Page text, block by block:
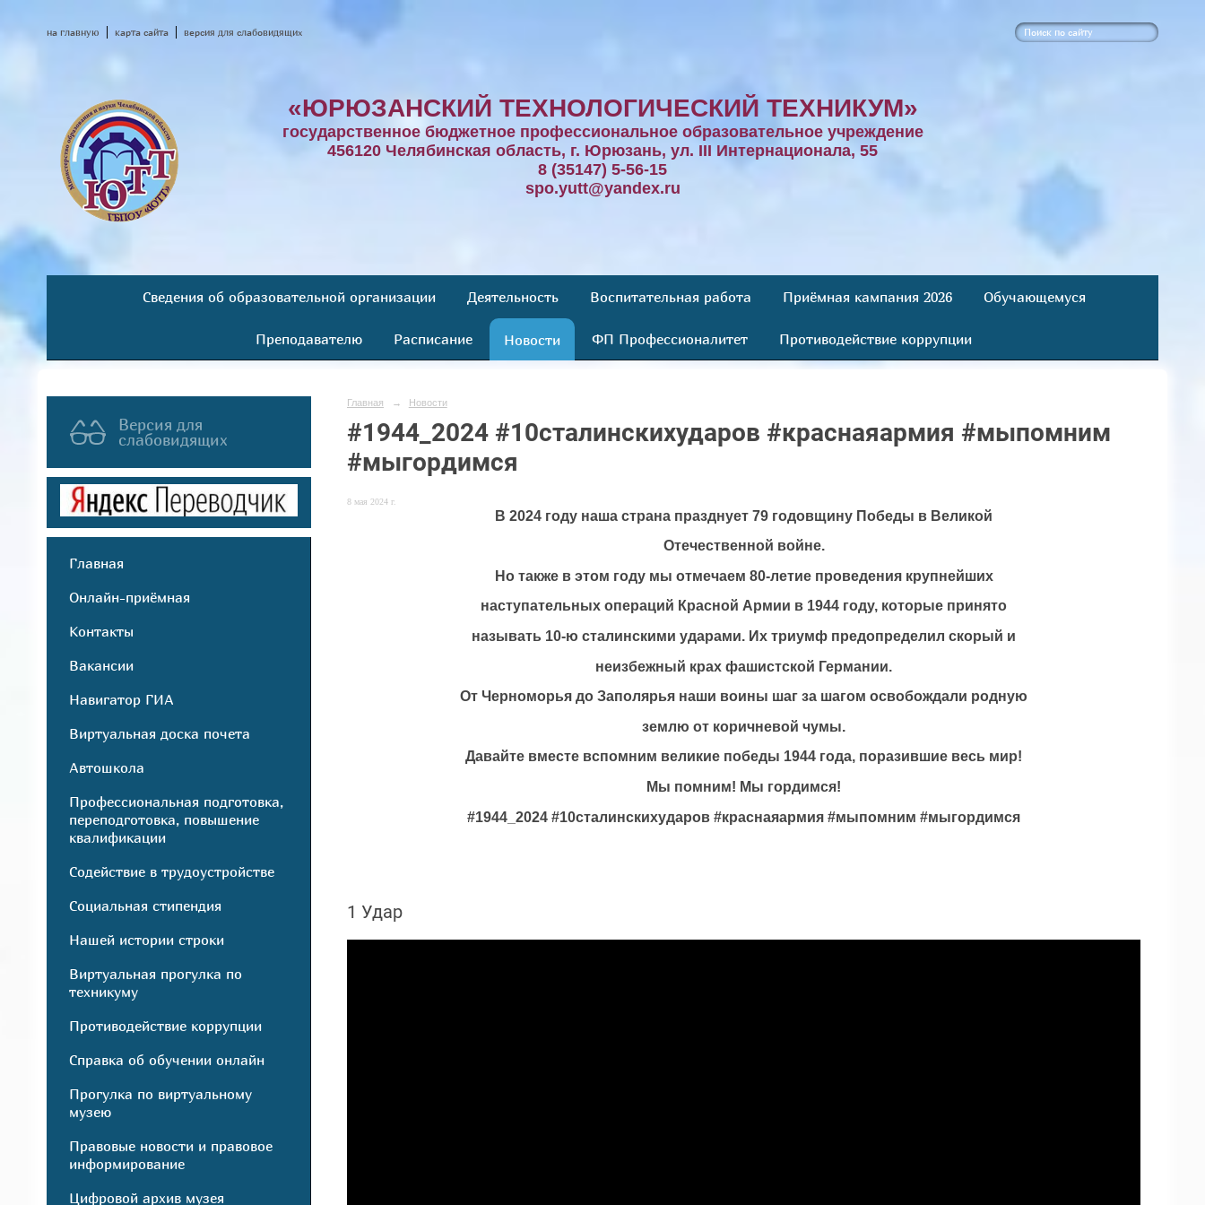
на главную карта сайта версия для слабовидящих
«ЮРЮЗАНСКИЙ ТЕХНОЛОГИЧЕСКИЙ ТЕХНИКУМ»
государственное бюджетное профессиональное образовательное учреждение
456120 Челябинская область, г. Юрюзань, ул. III Интернационала, 55
8 (35147) 5-56-15
spo.yutt@yandex.ru
Сведения об образовательной организации Деятельность Воспитательная работа Приёмная кампания 2026 Обучающемуся
Преподавателю Расписание Новости ФП Профессионалитет Противодействие коррупции
Версия для
слабовидящих
Главная
Онлайн-приёмная
Контакты
Вакансии
Навигатор ГИА
Виртуальная доска почета
Автошкола
Профессиональная подготовка,
переподготовка, повышение
квалификации
Содействие в трудоустройстве
Социальная стипендия
Нашей истории строки
Виртуальная прогулка по
техникуму
Противодействие коррупции
Справка об обучении онлайн
Прогулка по виртуальному
музею
Правовые новости и правовое
информирование
Цифровой архив музея
Главная → Новости
#1944_2024 #10сталинскихударов #краснаяармия #мыпомним
#мыгордимся
8 мая 2024 г.
В 2024 году наша страна празднует 79 годовщину Победы в Великой
Отечественной войне.
Но также в этом году мы отмечаем 80-летие проведения крупнейших
наступательных операций Красной Армии в 1944 году, которые принято
называть 10-ю сталинскими ударами. Их триумф предопределил скорый и
неизбежный крах фашистской Германии.
От Черноморья до Заполярья наши воины шаг за шагом освобождали родную
землю от коричневой чумы.
Давайте вместе вспомним великие победы 1944 года, поразившие весь мир!
Мы помним! Мы гордимся!
#1944_2024 #10сталинскихударов #краснаяармия #мыпомним #мыгордимся
1 Удар